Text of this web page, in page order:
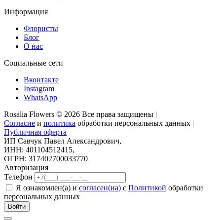
Информация
Флористы
Блог
О нас
Социальные сети
Вконтакте
Instagram
WhatsApp
Rosalia Flowers © 2026 Все права защищены |
Согласие и политика обработки персональных данных |
Публичная оферта
ИП Савчук Павел Александрович,
ИНН: 401104512415,
ОГРН: 317402700033770
Авторизация
Телефон
Я ознакомлен(а) и согласен(на) с Политикой обработки
персональных данных
Войти